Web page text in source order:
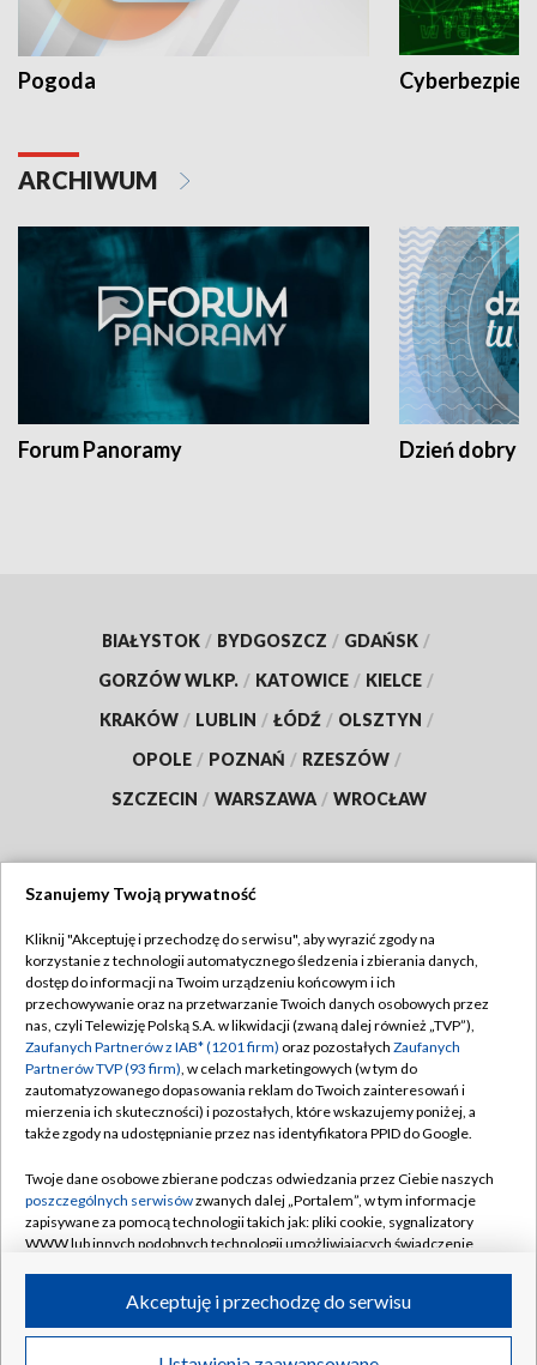
Pogoda
ARCHIWUM
Forum Panoramy Dzień dobry
BIAŁYSTOK / BYDGOSZCZ / GDAŃSK /
GORZÓW WLKP. / KATOWICE / KIELCE /
KRAKÓW / LUBLIN / ŁÓDŹ / OLSZTYN /
OPOLE / POZNAŃ / RZESZÓW /
SZCZECIN / WARSZAWA / WROCŁAW
TVP
Abonament TVP
Emisja w TVP
Centrum informacji TVP
Naziemna Telewizja Cyfrowa
Rada Programowa
System NOS
Informacje o nadawcy
Program dla prasy
Regulamin TVP
Polityka prywatności
Moje zgody
Pomoc
Kontakt
Kanały
©2026 Telewizja Polska S.A. w likwidacji
Szanujemy Twoją prywatność
Kliknij "Akceptuję i przechodzę do serwisu", aby wyrazić zgody na
korzystanie z technologii automatycznego śledzenia i zbierania danych,
dostęp do informacji na Twoim urządzeniu końcowym i ich
przechowywanie oraz na przetwarzanie Twoich danych osobowych przez
nas, czyli Telewizję Polską S.A. w likwidacji (zwaną dalej również „TVP”),
Zaufanych Partnerów z IAB* (1201 firm) oraz pozostałych Zaufanych
Partnerów TVP (93 firm), w celach marketingowych (w tym do
zautomatyzowanego dopasowania reklam do Twoich zainteresowań i
mierzenia ich skuteczności) i pozostałych, które wskazujemy poniżej, a
także zgody na udostępnianie przez nas identyfikatora PPID do Google.
Twoje dane osobowe zbierane podczas odwiedzania przez Ciebie naszych
poszczególnych serwisówzwanych dalej „Portalem”, w tym informacje
zapisywane za pomocą technologii takich jak: pliki cookie, sygnalizatory
WWW lub innych podobnych technologii umożliwiających świadczenie
ruchu w Internecie.
Twoje dane osobowe zbierane podczas odwiedzania przez Ciebie
Akceptuję i przechodzę do serwisu